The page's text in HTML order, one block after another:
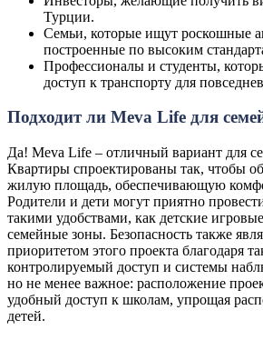
Турции.
Семьи, которые ищут роскошные
построенные по высоким
Профессионалы и студенты,
доступ к транспорту для
Подходит ли Meva Life для
Да! Meva Life – отличный вариант для
Квартиры спроектированы так, чтобы
жилую площадь, обеспечивающую
Родители и дети могут приятно
такими удобствами, как детские
семейные зоны. Безопасность также
приоритетом этого проекта благодаря
контролируемый доступ и системы
но не менее важное: расположение
удобный доступ к школам, упрощая
детей.